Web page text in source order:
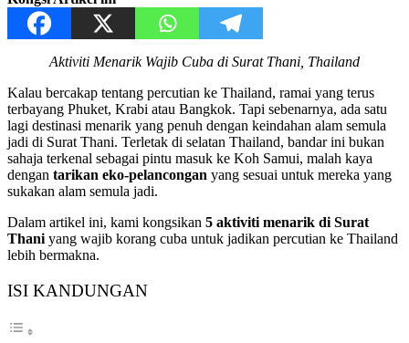
Aktiviti Menarik Wajib Cuba di Surat Thani, Thailand
Kalau bercakap tentang percutian ke Thailand, ramai yang terus
terbayang Phuket, Krabi atau Bangkok. Tapi sebenarnya, ada satu
lagi destinasi menarik yang penuh dengan keindahan alam semula
jadi di Surat Thani. Terletak di selatan Thailand, bandar ini bukan
sahaja terkenal sebagai pintu masuk ke Koh Samui, malah kaya
dengan tarikan eko-pelancongan yang sesuai untuk mereka yang
sukakan alam semula jadi.
Dalam artikel ini, kami kongsikan 5 aktiviti menarik di Surat
Thani yang wajib korang cuba untuk jadikan percutian ke Thailand
lebih bermakna.
ISI KANDUNGAN